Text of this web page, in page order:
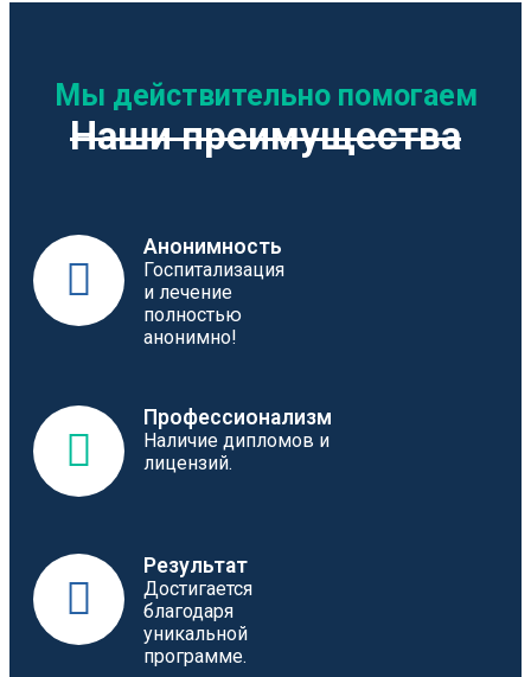
Мы действительно помогаем
Наши преимущества
Анонимность
Госпитализация
и лечение
полностью
анонимно!
Профессионализм
Наличие дипломов и
лицензий.
Результат
Достигается
благодаря
уникальной
программе.